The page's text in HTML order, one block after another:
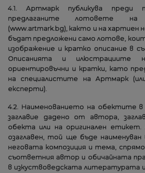
4.1. Артмарк публикува преди
предлаганите лотовете
(www.artmark.bg), както и на хартиен
бъдат предложени само лотове,
изображение и кратко описание в
Описанията и илюстрациите
ориентировъчни и кратки, като
на специалистите на Артмарк
експерти).
4.2. Наименованието на обектите в
заглавие дадено от автора,
обекта или на оригинален
озаглавен, той ще бъде
неговата композиция и тема,
съответния автор и обичайната
в изкуствоведската литературата